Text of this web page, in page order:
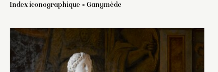
Index iconographique = Ganymède